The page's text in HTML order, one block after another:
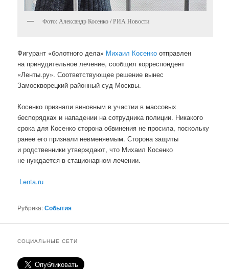
Фото: Александр Косенко / РИА Новости
Фигурант «болотного дела» Михаил Косенко отправлен
на принудительное лечение, сообщил корреспондент
«Ленты.ру». Соответствующее решение вынес
Замоскворецкий районный суд Москвы.
Косенко признали виновным в участии в массовых
беспорядках и нападении на сотрудника полиции. Никакого
срока для Косенко сторона обвинения не просила, поскольку
ранее его признали невменяемым. Сторона защиты
и родственники утверждают, что Михаил Косенко
не нуждается в стационарном лечении.
Lenta.ru
Рубрика:События
СОЦИАЛЬНЫЕ СЕТИ